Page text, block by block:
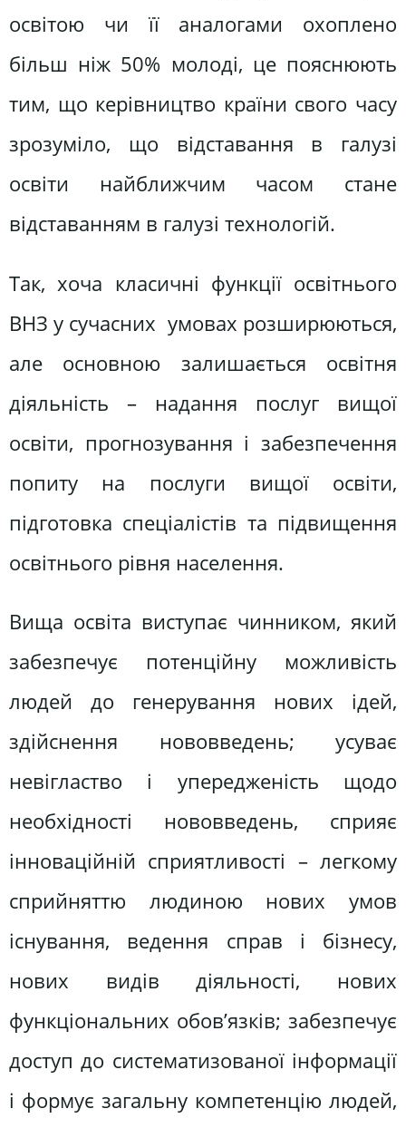
освітою чи її аналогами охоплено
більш ніж 50% молоді, це пояснюють
тим, що керівництво країни свого часу
зрозуміло, що відставання в галузі
освіти найближчим часом стане
відставанням в галузі технологій.
Так, хоча класичні функції освітнього
ВНЗ у сучасних умовах розширюються,
але основною залишається освітня
діяльність – надання послуг вищої
освіти, прогнозування і забезпечення
попиту на послуги вищої освіти,
підготовка спеціалістів та підвищення
освітнього рівня населення.
Вища освіта виступає чинником, який
забезпечує потенційну можливість
людей до генерування нових ідей,
здійснення нововведень; усуває
невігластво і упередженість щодо
необхідності нововведень, сприяє
інноваційній сприятливості – легкому
сприйняттю людиною нових умов
існування, ведення справ і бізнесу,
нових видів діяльності, нових
функціональних обов’язків; забезпечує
доступ до систематизованої інформації
і формує загальну компетенцію людей,